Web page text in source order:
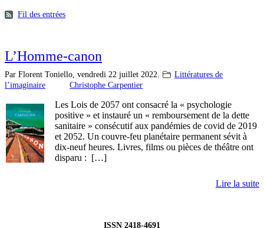
Fil des entrées
L’Homme-canon
Par Florent Toniello, vendredi 22 juillet 2022.
Littératures de
l’imaginaire
Christophe Carpentier
Les Lois de 2057 ont consacré la « psychologie
positive » et instauré un « remboursement de la dette
sanitaire » consécutif aux pandémies de covid de 2019
et 2052. Un couvre-feu planétaire permanent sévit à
dix-neuf heures. Livres, films ou pièces de théâtre ont
disparu : […]
Lire la suite
ISSN 2418-4691